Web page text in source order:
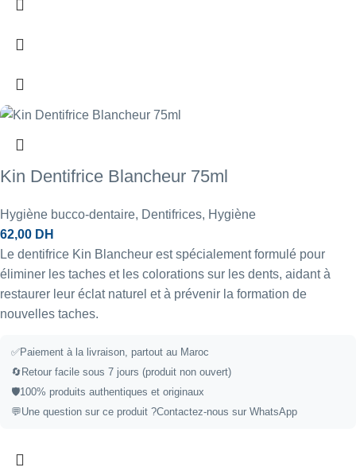
Kin Dentifrice Blancheur 75ml
Hygiène bucco-dentaire, Dentifrices, Hygiène
62,00 DH
Le dentifrice Kin Blancheur est spécialement formulé pour
éliminer les taches et les colorations sur les dents, aidant à
restaurer leur éclat naturel et à prévenir la formation de
nouvelles taches.
✅Paiement à la livraison, partout au Maroc
🔄Retour facile sous 7 jours (produit non ouvert)
🛡️100% produits authentiques et originaux
💬Une question sur ce produit ?Contactez-nous sur WhatsApp